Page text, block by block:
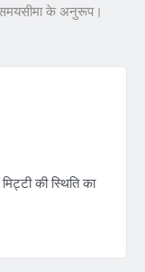
के अनुरूप।
की स्थिति का